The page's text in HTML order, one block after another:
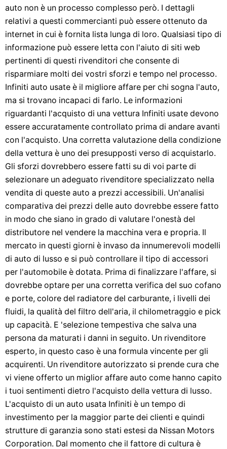
auto non è un processo complesso però. I dettagli
relativi a questi commercianti può essere ottenuto da
internet in cui è fornita lista lunga di loro. Qualsiasi tipo di
informazione può essere letta con l'aiuto di siti web
pertinenti di questi rivenditori che consente di
risparmiare molti dei vostri sforzi e tempo nel processo.
Infiniti auto usate è il migliore affare per chi sogna l'auto,
ma si trovano incapaci di farlo. Le informazioni
riguardanti l'acquisto di una vettura Infiniti usate devono
essere accuratamente controllato prima di andare avanti
con l'acquisto. Una corretta valutazione della condizione
della vettura è uno dei presupposti verso di acquistarlo.
Gli sforzi dovrebbero essere fatti su di voi parte di
selezionare un adeguato rivenditore specializzato nella
vendita di queste auto a prezzi accessibili. Un'analisi
comparativa dei prezzi delle auto dovrebbe essere fatto
in modo che siano in grado di valutare l'onestà del
distributore nel vendere la macchina vera e propria. Il
mercato in questi giorni è invaso da innumerevoli modelli
di auto di lusso e si può controllare il tipo di accessori
per l'automobile è dotata. Prima di finalizzare l'affare, si
dovrebbe optare per una corretta verifica del suo cofano
e porte, colore del radiatore del carburante, i livelli dei
fluidi, la qualità del filtro dell'aria, il chilometraggio e pick
up capacità. E 'selezione tempestiva che salva una
persona da maturati i danni in seguito. Un rivenditore
esperto, in questo caso è una formula vincente per gli
acquirenti. Un rivenditore autorizzato si prende cura che
vi viene offerto un miglior affare auto come hanno capito
i tuoi sentimenti dietro l'acquisto della vettura di lusso.
L'acquisto di un auto usata Infiniti è un tempo di
investimento per la maggior parte dei clienti e quindi
strutture di garanzia sono stati estesi da Nissan Motors
Corporation. Dal momento che il fattore di cultura è